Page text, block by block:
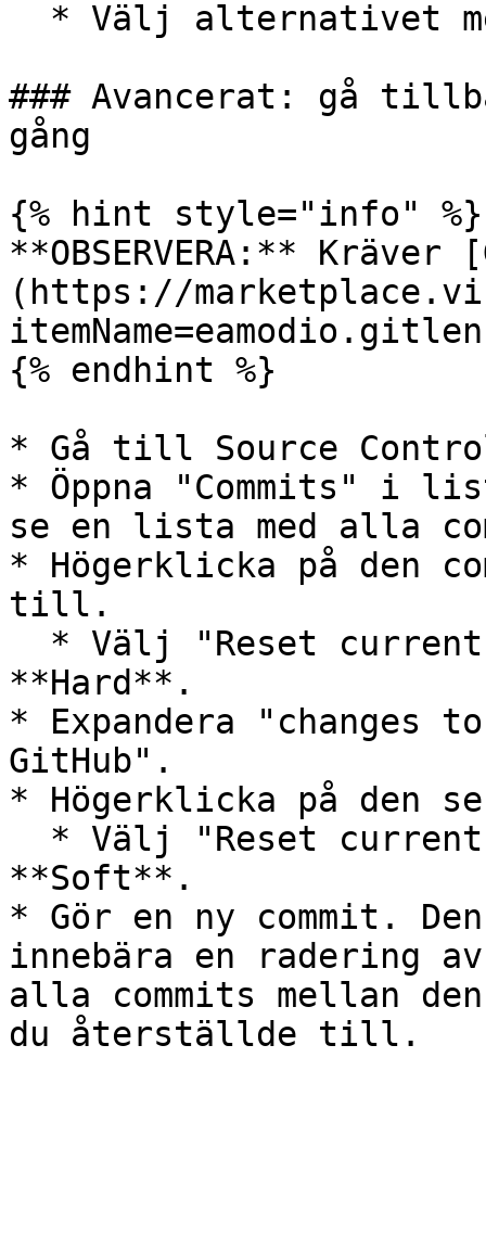
### Avancerat: gå
gång
{% hint style="info" %}
**OBSERVERA:** Kräver
(https://
{% endhint %}
* Gå till Source
* Öppna "Commits" i
se en lista med alla
* Högerklicka på den
till.
**Hard**.
* Expandera "changes
GitHub".
* Högerklicka på den
**Soft**.
* Gör en ny commit.
innebära en radering
alla commits mellan